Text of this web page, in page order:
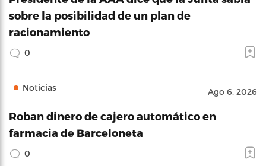
sobre la posibilidad de un plan de
racionamiento
0
Noticias Ago 6, 2026
Roban dinero de cajero automático en
farmacia de Barceloneta
0